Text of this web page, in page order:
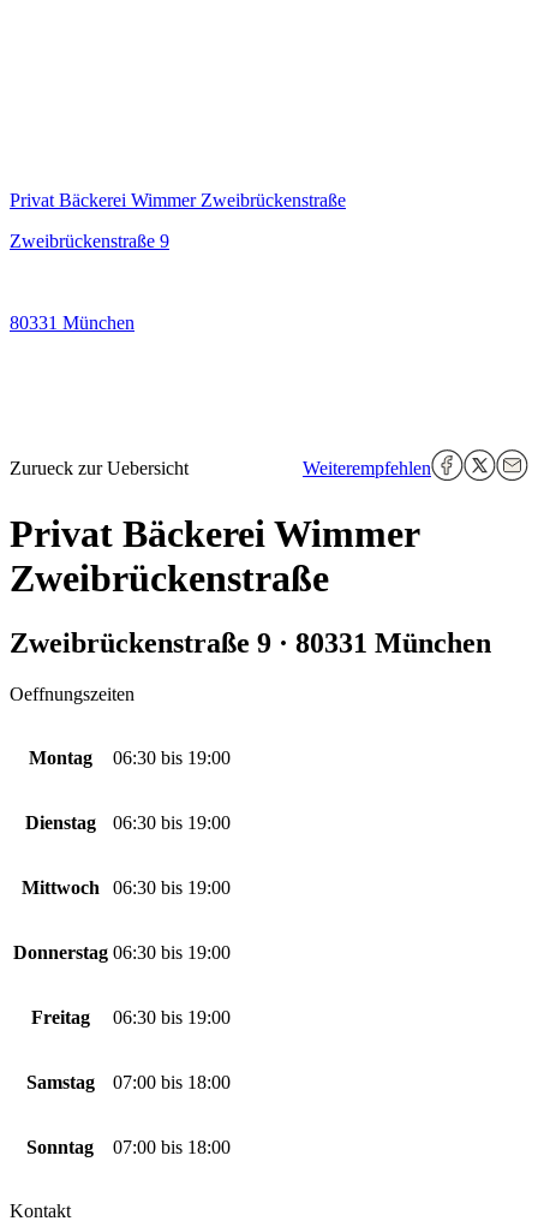
Privat Bäckerei Wimmer Zweibrückenstraße
Zweibrückenstraße 9
80331 München
Zurueck zur Uebersicht Weiterempfehlen
Privat Bäckerei Wimmer
Zweibrückenstraße
Zweibrückenstraße 9 · 80331 München
Oeffnungszeiten
Montag 06:30 bis 19:00
Dienstag 06:30 bis 19:00
Mittwoch 06:30 bis 19:00
Donnerstag 06:30 bis 19:00
Freitag 06:30 bis 19:00
Samstag 07:00 bis 18:00
Sonntag 07:00 bis 18:00
Kontakt